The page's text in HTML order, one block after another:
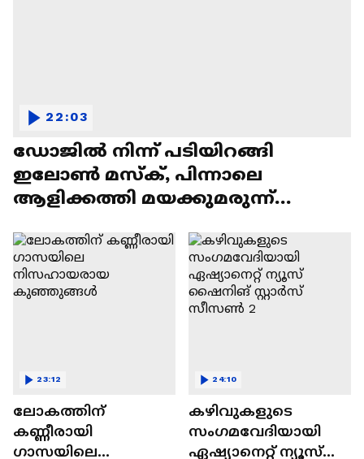
ഡോജിൽ നിന്ന് പടിയിറങ്ങി
ഇലോൺ മസ്ക്, പിന്നാലെ
ആളിക്കത്തി മയക്കുമരുന്ന്
22:03
ലോകത്തിന്
കണ്ണീരായി
ഗാസയിലെ
23:12
കഴിവുകളുടെ
സംഗമവേദിയായി
ഏഷ്യാനെറ്റ് ന്യൂസ്
24:10